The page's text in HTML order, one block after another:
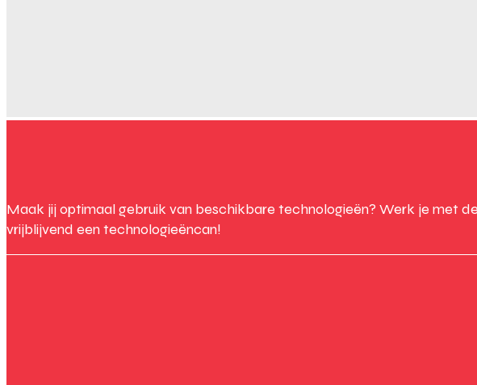
Maak jij optimaal gebruik van beschikbare technologieën? Werk je met
vrijblijvend een technologieëncan!